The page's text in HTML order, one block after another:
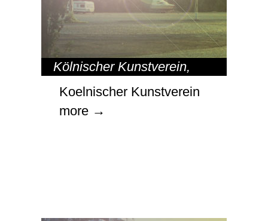
Kölnischer Kunstverein,
ORTE
Koelnischer Kunstverein
more →